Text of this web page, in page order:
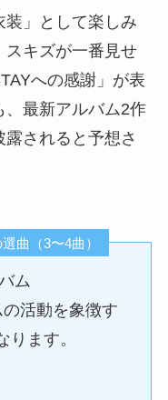
装」として楽しみ
スキズが一番見せ
への感謝」が表
、最新アルバム2作
されると予想さ
曲（3〜4曲）
ム
の活動を象徴す
ります。